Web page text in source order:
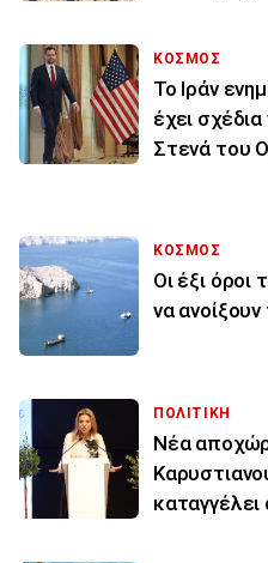
ΚΟΣΜΟΣ
To Ιράν
έχει
Στενά του
ΚΟΣΜΟΣ
Οι έξι όροι
να
ΠΟΛΙΤΙΚΗ
Νέα